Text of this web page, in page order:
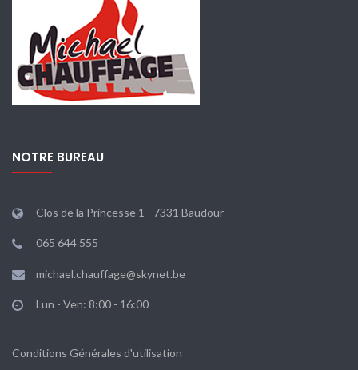
NOTRE BUREAU
Clos de la Princesse 1 - 7331 Baudour
065 644 555
michael.chauffage@skynet.be
Lun - Ven: 8:00 - 16:00
Conditions Générales d'utilisation